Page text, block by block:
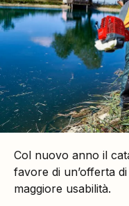
Col nuovo anno il
favore di un’offerta
maggiore usabilità.